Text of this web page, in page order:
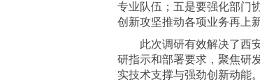
专业队伍；五是要强化部门
创新攻坚推动各项业务再上
此次调研有效解决了西
研指示和部署要求，聚焦研
实技术支撑与强劲创新动能。